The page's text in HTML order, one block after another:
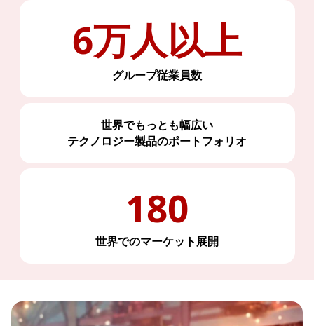
6万人以上
グループ従業員数
世界でもっとも幅広い
テクノロジー製品のポートフォリオ
180
世界でのマーケット展開